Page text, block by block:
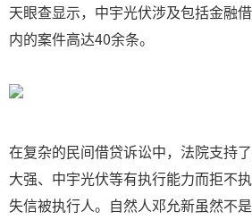
天眼查显示，中宇光伏涉及包括金融
内的案件高达40余条。
在复杂的民间借贷诉讼中，法院支持
大强、中宇光伏等有执行能力而拒不
失信被执行人。自然人邓允新虽然不